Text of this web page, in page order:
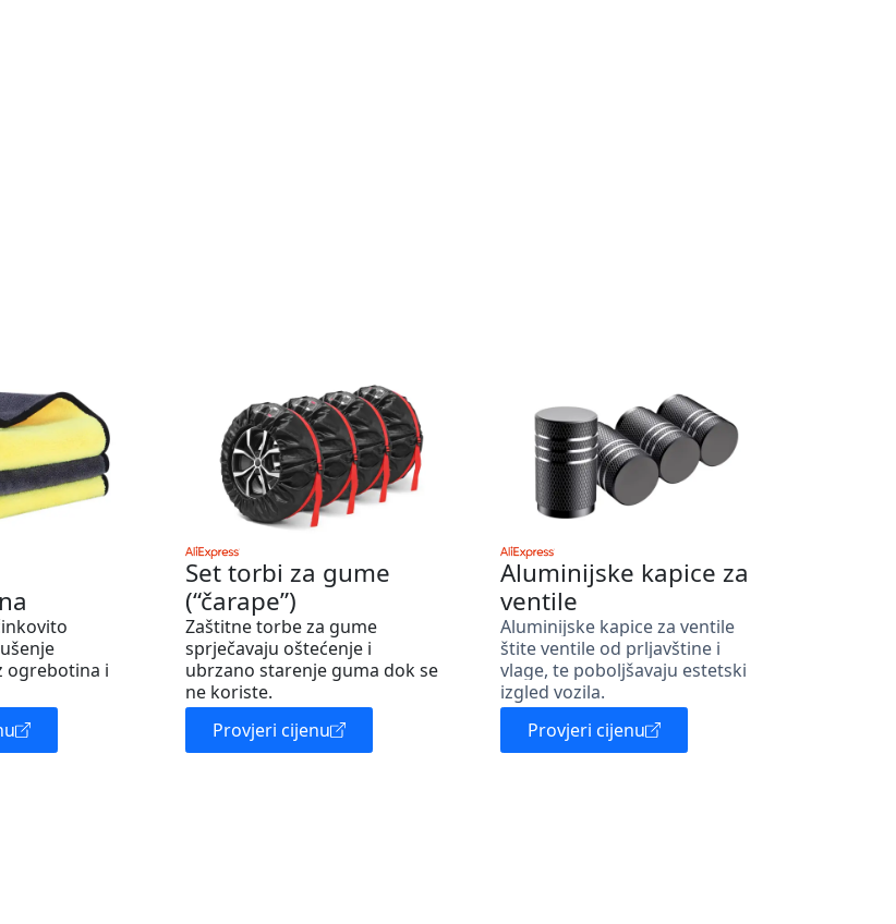
ogrebotina i
Set torbi za gume
(“čarape”)
Zaštitne torbe za gume
sprječavaju oštećenje i
ubrzano starenje guma dok se
ne koriste.
Provjeri cijenu
Aluminijske kapice za
ventile
Aluminijske kapice za ventile
štite ventile od prljavštine i
vlage, te poboljšavaju estetski
izgled vozila.
Provjeri cijenu